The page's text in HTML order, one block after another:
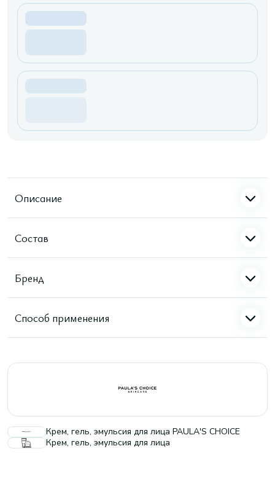
Описание
Состав
Бренд
Способ применения
Крем, гель, эмульсия для лица PAULA'S CHOICE
Крем, гель, эмульсия для лица